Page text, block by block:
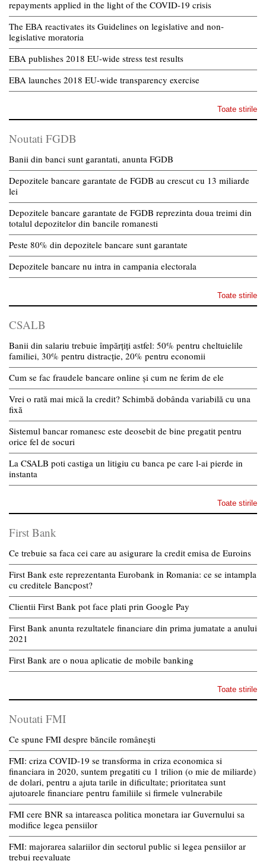
repayments applied in the light of the COVID-19 crisis
The EBA reactivates its Guidelines on legislative and non-
legislative moratoria
EBA publishes 2018 EU-wide stress test results
EBA launches 2018 EU-wide transparency exercise
Toate stirile
Noutati FGDB
Banii din banci sunt garantati, anunta FGDB
Depozitele bancare garantate de FGDB au crescut cu 13 miliarde
lei
Depozitele bancare garantate de FGDB reprezinta doua treimi din
totalul depozitelor din bancile romanesti
Peste 80% din depozitele bancare sunt garantate
Depozitele bancare nu intra in campania electorala
Toate stirile
CSALB
Banii din salariu trebuie împărțiți astfel: 50% pentru cheltuielile
familiei, 30% pentru distracție, 20% pentru economii
Cum se fac fraudele bancare online și cum ne ferim de ele
Vrei o rată mai mică la credit? Schimbă dobânda variabilă cu una
fixă
Sistemul bancar romanesc este deosebit de bine pregatit pentru
orice fel de socuri
La CSALB poti castiga un litigiu cu banca pe care l-ai pierde in
instanta
Toate stirile
First Bank
Ce trebuie sa faca cei care au asigurare la credit emisa de Euroins
First Bank este reprezentanta Eurobank in Romania: ce se intampla
cu creditele Bancpost?
Clientii First Bank pot face plati prin Google Pay
First Bank anunta rezultatele financiare din prima jumatate a anului
2021
First Bank are o noua aplicatie de mobile banking
Toate stirile
Noutati FMI
Ce spune FMI despre băncile românești
FMI: criza COVID-19 se transforma in criza economica si
financiara in 2020, suntem pregatiti cu 1 trilion (o mie de miliarde)
de dolari, pentru a ajuta tarile in dificultate; prioritatea sunt
ajutoarele financiare pentru familiile si firmele vulnerabile
FMI cere BNR sa intareasca politica monetara iar Guvernului sa
modifice legea pensiilor
FMI: majorarea salariilor din sectorul public si legea pensiilor ar
trebui reevaluate